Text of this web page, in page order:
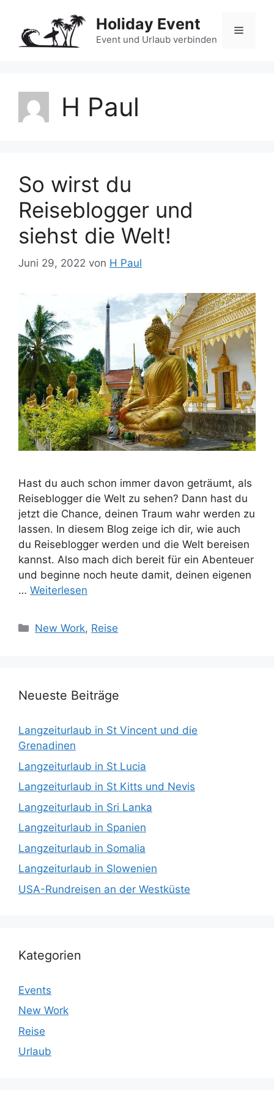
springen
Holiday Event
Event und Urlaub verbinden
Menü
H Paul
So wirst du
Reiseblogger und
siehst die Welt!
Juni 29, 2022 von H Paul
Hast du auch schon immer davon geträumt, als
Reiseblogger die Welt zu sehen? Dann hast du
jetzt die Chance, deinen Traum wahr werden zu
lassen. In diesem Blog zeige ich dir, wie auch
du Reiseblogger werden und die Welt bereisen
kannst. Also mach dich bereit für ein Abenteuer
und beginne noch heute damit, deinen eigenen
… Weiterlesen
Kategorien
New Work, Reise
Neueste Beiträge
Langzeiturlaub in St Vincent und die
Grenadinen
Langzeiturlaub in St Lucia
Langzeiturlaub in St Kitts und Nevis
Langzeiturlaub in Sri Lanka
Langzeiturlaub in Spanien
Langzeiturlaub in Somalia
Langzeiturlaub in Slowenien
USA-Rundreisen an der Westküste
Kategorien
Events
New Work
Reise
Urlaub